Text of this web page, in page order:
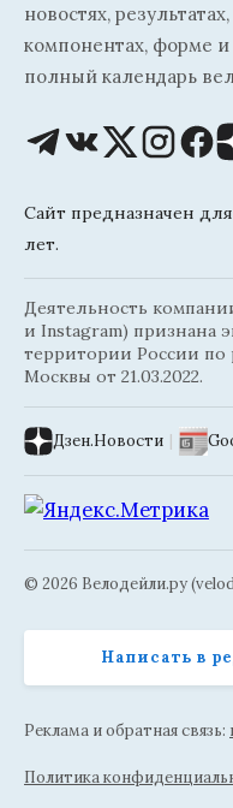
новостях,
компонентах, форме
полный календарь
Сайт предназначен
лет.
Деятельность
и Instagram) признана
территории России по
Москвы от 21.03.2022.
Дзен.Новости |
© 2026 Велодейли.ру
Написать в
Реклама и обратная связь:
Политика